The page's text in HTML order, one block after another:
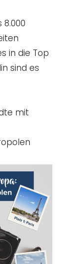
in die Top
sind es
mit